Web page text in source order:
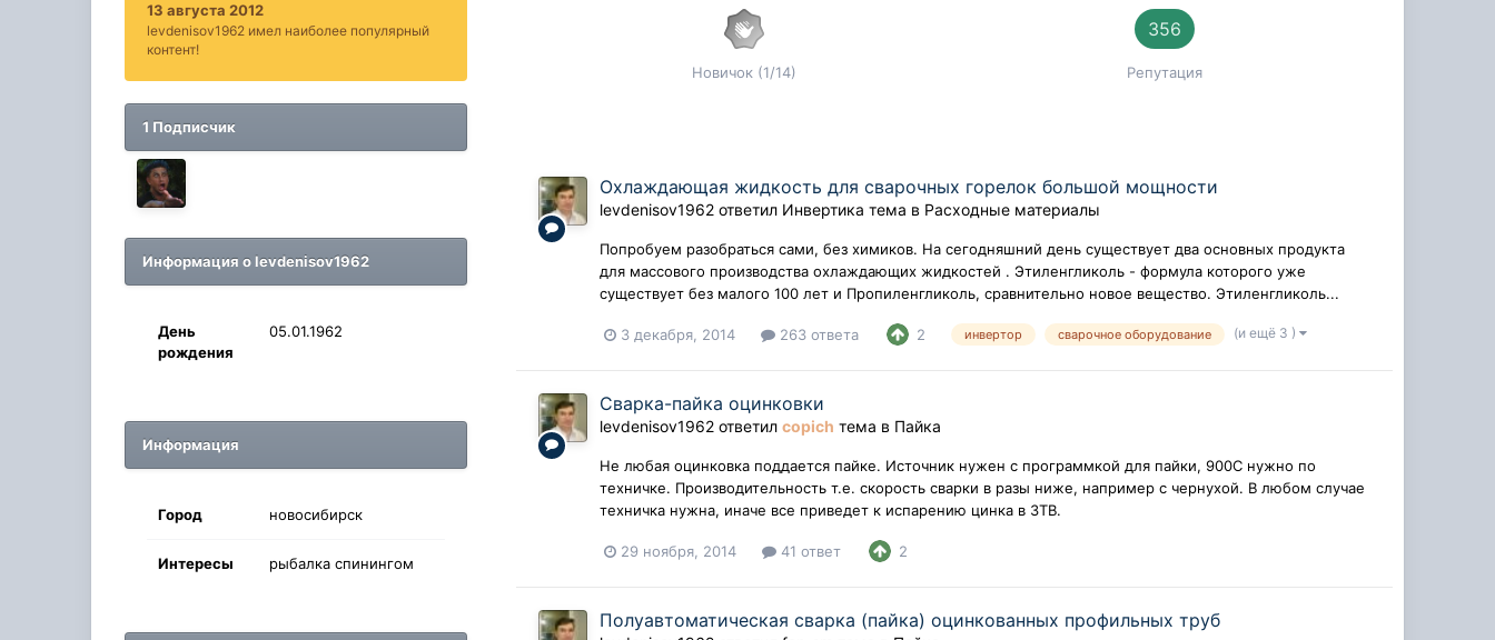
13 августа 2012
levdenisov1962 имел наиболее популярный
контент!
1 Подписчик
Информация о levdenisov1962
День
рождения
05.01.1962
Информация
Город новосибирск
Интересы рыбалка спинингом
Новичок (1/14)
356
Репутация
Охлаждающая жидкость для сварочных горелок большой мощности
levdenisov1962 ответил Инвертика тема в Расходные материалы
Попробуем разобраться сами, без химиков. На сегодняшний день существует два основных продукта
для массового производства охлаждающих жидкостей . Этиленгликоль - формула которого уже
существует без малого 100 лет и Пропиленгликоль, сравнительно новое вещество. Этиленгликоль...
3 декабря, 2014 263 ответа 2 инвертор сварочное оборудование (и ещё 3 )
Сварка-пайка оцинковки
levdenisov1962 ответилcopich тема в Пайка
Не любая оцинковка поддается пайке. Источник нужен с программкой для пайки, 900С нужно по
техничке. Производительность т.е. скорость сварки в разы ниже, например с чернухой. В любом случае
техничка нужна, иначе все приведет к испарению цинка в ЗТВ.
29 ноября, 2014 41 ответ 2
Полуавтоматическая сварка (пайка) оцинкованных профильных труб